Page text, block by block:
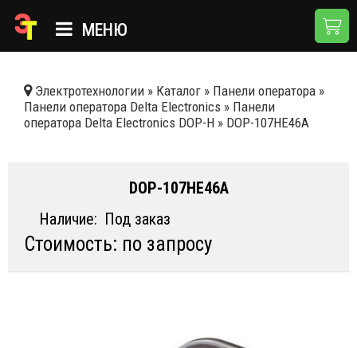
МЕНЮ
КАТАЛОГ
НОВОСТИ
ДОСТАВКА И ОПЛАТА
КОНТАКТЫ
Электротехнологии » Каталог » Панели оператора »
Панели оператора Delta Electronics » Панели
оператора Delta Electronics DOP-H » DOP-107HE46A
DOP-107HE46A
Наличие: Под заказ
Стоимость: по запросу